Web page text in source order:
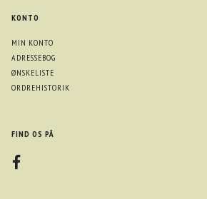
KONTO
MIN KONTO
ADRESSEBOG
ØNSKELISTE
ORDREHISTORIK
FIND OS PÅ